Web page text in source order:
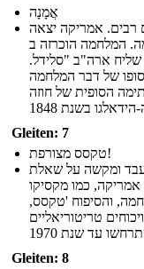
אֲמָנָה
רבים. אמריקה יצאה
המלחמה הוכרזה ב
שליח ארה"ב "סלידל.
של דבר המלחמה
הסופית של חוזה
Gleiten: 7
טקסס מצורפת!
עבד ומקשה על שאלת
כמו מקסיקו
והסיפוח 'טקסס,
טריטוריאליים
Gleiten: 8